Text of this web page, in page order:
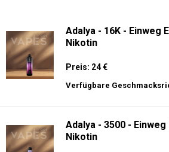
Adalya - 16K - Einweg
Nikotin
Preis: 24 €
Verfügbare
Adalya - 3500 -
Nikotin